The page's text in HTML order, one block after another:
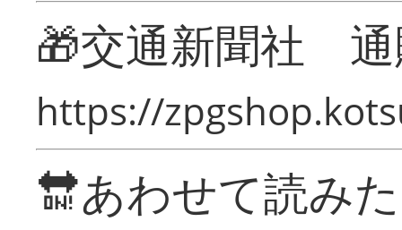
🎁交通新聞社
https://
🔛あわせて読み